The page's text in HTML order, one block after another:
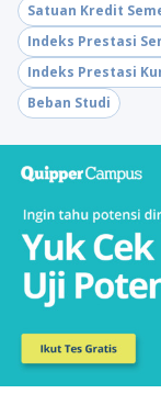
Satuan Kredit
Indeks Prestasi
Indeks Prestasi
Beban Studi